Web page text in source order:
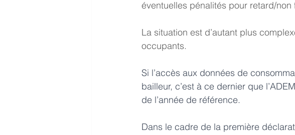
éventuelles pénalités pour retard/
La situation est d’autant plus
occupants.
Si l’accès aux données de
bailleur, c’est à ce dernier que
de l’année de référence.
Dans le cadre de la première